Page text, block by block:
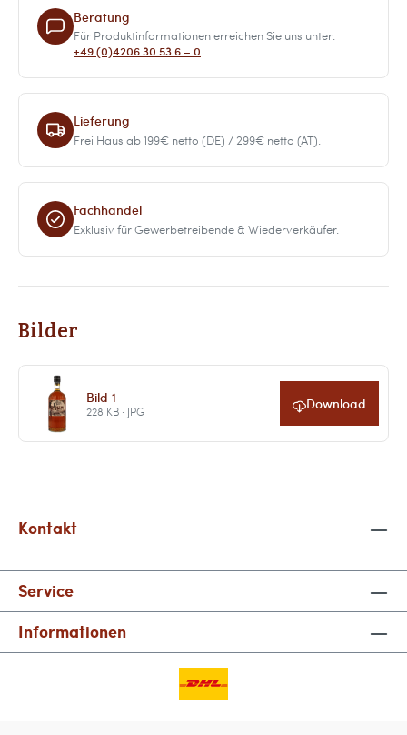
Beratung
Für Produktinformationen erreichen Sie uns unter:
+49 (0)4206 30 53 6 – 0
Lieferung
Frei Haus ab 199€ netto (DE) / 299€ netto (AT).
Fachhandel
Exklusiv für Gewerbetreibende & Wiederverkäufer.
Bilder
Bild 1
228 KB · JPG Download
Kontakt
Service
Informationen